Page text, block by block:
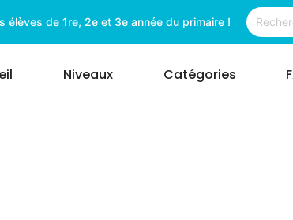
de 1re, 2e et 3e année du primaire !
Niveaux Catégories